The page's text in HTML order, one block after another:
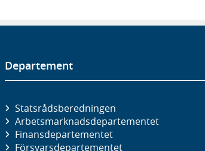
Departement
Statsrådsberedningen
Arbetsmarknads­departementet
Finans­departementet
Försvars­departementet